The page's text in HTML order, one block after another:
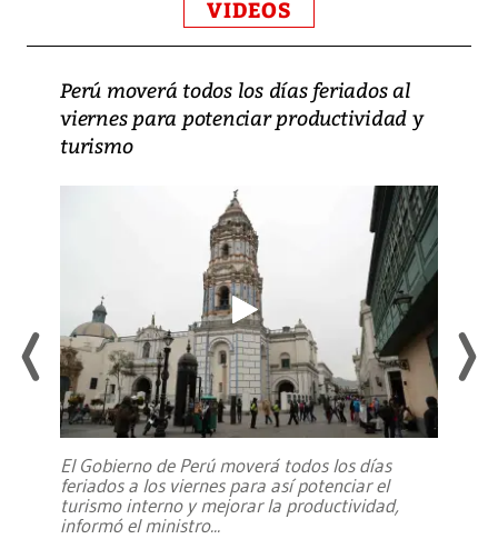
VIDEOS
Perú moverá todos los días feriados al
viernes para potenciar productividad y
turismo
El Gobierno de Perú moverá todos los días
feriados a los viernes para así potenciar el
turismo interno y mejorar la productividad,
informó el ministro...